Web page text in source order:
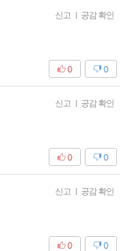
신고 공감 확인
0
0
신고 공감 확인
0
0
신고 공감 확인
0
0